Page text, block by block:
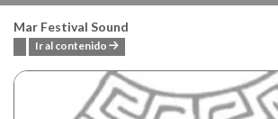
Mar Festival Sound
Ir al contenido